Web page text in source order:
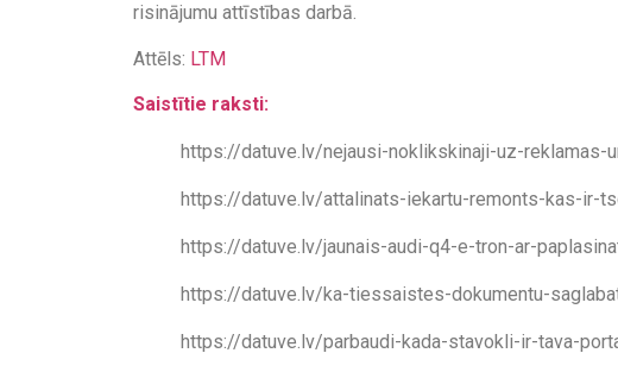
risinājumu attīstības darbā.
Attēls: LTM
Saistītie raksti:
https://datuve.lv/nejausi-noklikskinaji-uz-
https://datuve.lv/attalinats-iekartu-remonts-kas-
https://datuve.lv/jaunais-audi-q4-e-tron-ar-
https://datuve.lv/ka-tiessaistes-dokumentu-
https://datuve.lv/parbaudi-kada-stavokli-ir-tava-